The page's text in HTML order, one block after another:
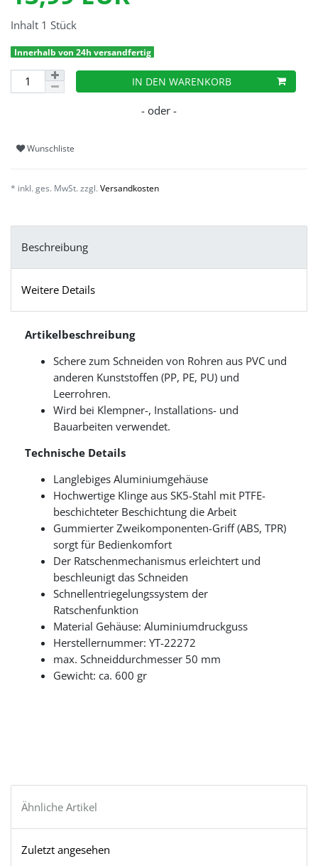
Inhalt 1 Stück
Innerhalb von 24h versandfertig
IN DEN WARENKORB
Wunschliste
* inkl. ges. MwSt. zzgl. Versandkosten
Beschreibung
Weitere Details
Artikelbeschreibung
Schere zum Schneiden von Rohren aus PVC und
anderen Kunststoffen (PP, PE, PU) und
Leerrohren.
Wird bei Klempner-, Installations- und
Bauarbeiten verwendet.
Technische Details
Langlebiges Aluminiumgehäuse
Hochwertige Klinge aus SK5-Stahl mit PTFE-
beschichteter Beschichtung die Arbeit
Gummierter Zweikomponenten-Griff (ABS, TPR)
sorgt für Bedienkomfort
Der Ratschenmechanismus erleichtert und
beschleunigt das Schneiden
Schnellentriegelungssystem der
Ratschenfunktion
Material Gehäuse: Aluminiumdruckguss
Herstellernummer: YT-22272
max. Schneiddurchmesser 50 mm
Gewicht: ca. 600 gr
Ähnliche Artikel
Zuletzt angesehen